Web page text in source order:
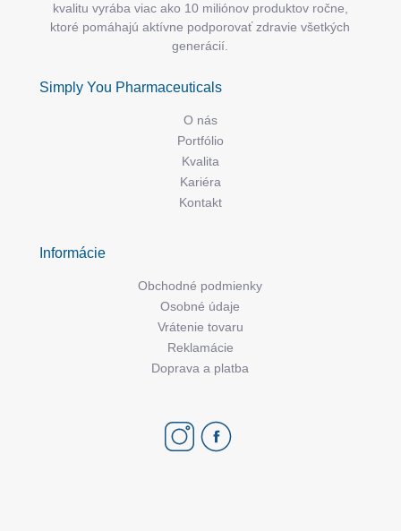
kvalitu vyrába viac ako 10 miliónov produktov ročne,
ktoré pomáhajú aktívne podporovať zdravie všetkých
generácií.
Simply You Pharmaceuticals
O nás
Portfólio
Kvalita
Kariéra
Kontakt
Informácie
Obchodné podmienky
Osobné údaje
Vrátenie tovaru
Reklamácie
Doprava a platba